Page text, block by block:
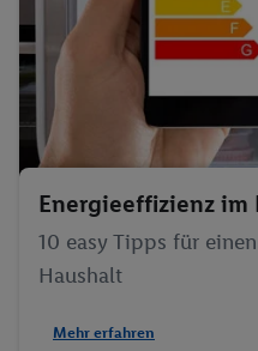
Energieeffizienz im
10 easy Tipps für
Haushalt
Mehr erfahren